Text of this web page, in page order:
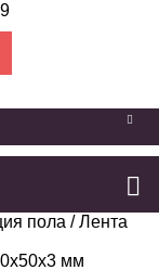
пола / Лента